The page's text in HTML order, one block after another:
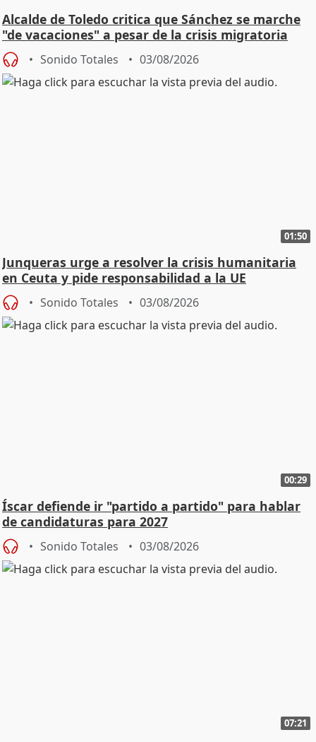
Alcalde de Toledo critica que Sánchez se marche
"de vacaciones" a pesar de la crisis migratoria
Sonido Totales 03/08/2026
01:50
Junqueras urge a resolver la crisis humanitaria
en Ceuta y pide responsabilidad a la UE
Sonido Totales 03/08/2026
00:29
Íscar defiende ir "partido a partido" para hablar
de candidaturas para 2027
Sonido Totales 03/08/2026
07:21